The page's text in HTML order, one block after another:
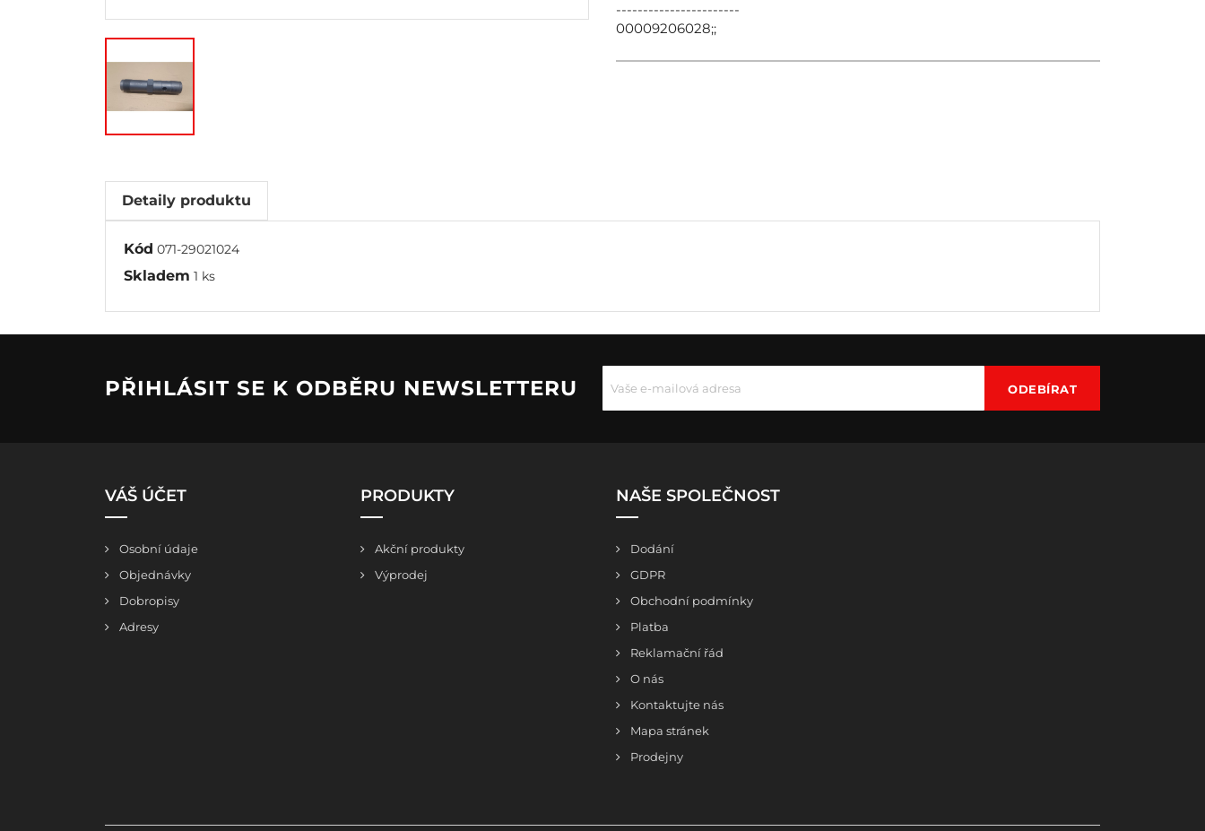
-----------------------
00009206028;;
Detaily produktu
Kód 071-29021024
Skladem 1 ks
PŘIHLÁSIT SE K ODBĚRU NEWSLETTERU
VÁŠ ÚČET
Osobní údaje
Objednávky
Dobropisy
Adresy
PRODUKTY
Akční produkty
Výprodej
NAŠE SPOLEČNOST
Dodání
GDPR
Obchodní podmínky
Platba
Reklamační řád
O nás
Kontaktujte nás
Mapa stránek
Prodejny